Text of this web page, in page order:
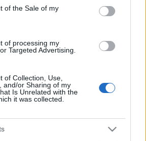
of the Sale of my
of processing my
Targeted Advertising.
of Collection, Use,
and/or Sharing of my
Is Unrelated with the
it was collected.
való tekintettel a Madách
meg azokat, akik nem
elmúlt napokban. A november 2.
19-én hétfőn, 10.00 órakor
jegypénztáraiban és
(www.madach.jegy.hu
többen jussanak jegyhez, egy